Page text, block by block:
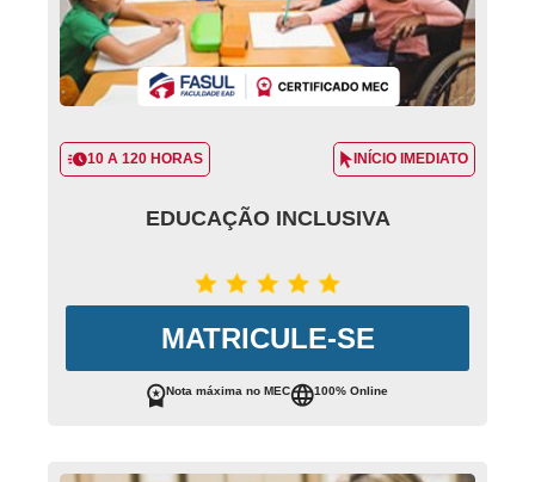
10 A 120 HORAS INÍCIO IMEDIATO
EDUCAÇÃO INCLUSIVA
MATRICULE-SE
Nota máxima no MEC 100% Online